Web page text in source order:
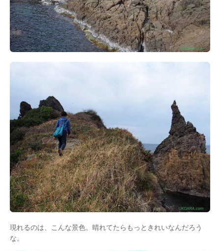
現れるのは、こんな景色。晴れてたらもっときれいなんだろう
な。